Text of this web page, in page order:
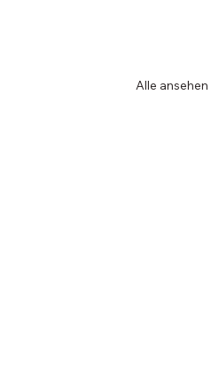
Alle ansehen